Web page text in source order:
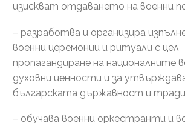
изискват отдаването на военни
– разработва и организира
военни церемонии и ритуали с цел
пропагандиране на националните
духовни ценности и за
българската държавност и
– обучава военни оркестранти и